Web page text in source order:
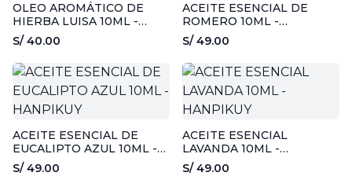
OLEO AROMÁTICO DE
HIERBA LUISA 10ML -
HANPIKUY
S/ 40.00
ACEITE ESENCIAL DE
ROMERO 10ML -
HANPIKUY
S/ 49.00
ACEITE ESENCIAL DE
EUCALIPTO AZUL 10ML -
HANPIKUY
S/ 49.00
ACEITE ESENCIAL
LAVANDA 10ML -
HANPIKUY
S/ 49.00